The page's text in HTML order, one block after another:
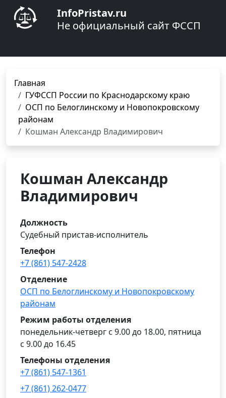
InfoPristav.ru
Не официальный сайт ФССП
Главная
ГУФССП России по Краснодарскому краю
ОСП по Белоглинскому и Новопокровскому
районам
Кошман Александр Владимирович
Кошман Александр
Владимирович
Должность
Судебный пристав-исполнитель
Телефон
+7 (861) 547-2428
Отделение
ОСП по Белоглинскому и Новопокровскому
районам
Режим работы отделения
понедельник-четверг с 9.00 до 18.00, пятница
с 9.00 до 16.45
Телефоны отделения
+7 (861) 547-1361
+7 (861) 262-0477